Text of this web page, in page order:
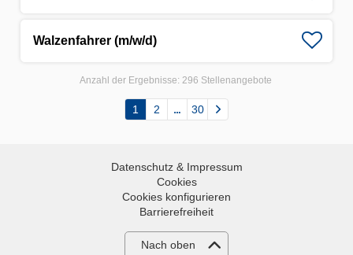
Walzenfahrer (m/w/d)
Anzahl der Ergebnisse: 296 Stellenangebote
1 2 30
Datenschutz & Impressum
Cookies
Cookies konfigurieren
Barrierefreiheit
Nach oben